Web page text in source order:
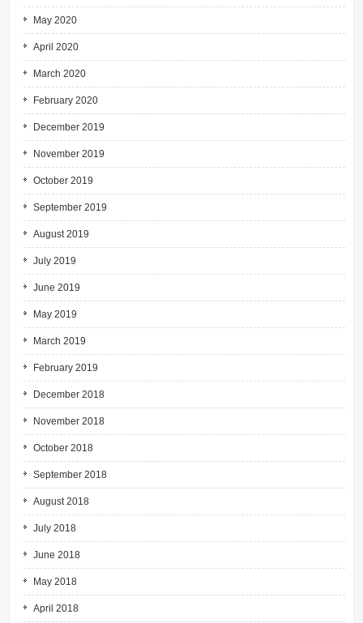
May 2020
April 2020
March 2020
February 2020
December 2019
November 2019
October 2019
September 2019
August 2019
July 2019
June 2019
May 2019
March 2019
February 2019
December 2018
November 2018
October 2018
September 2018
August 2018
July 2018
June 2018
May 2018
April 2018